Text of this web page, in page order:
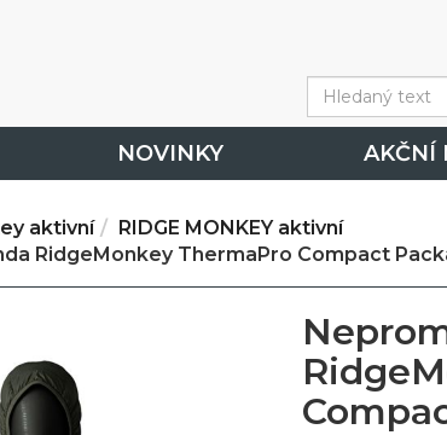
NOVINKY AKČNÍ
aktivní
RIDGE MONKEY aktivní
RidgeMonkey ThermaPro Compact